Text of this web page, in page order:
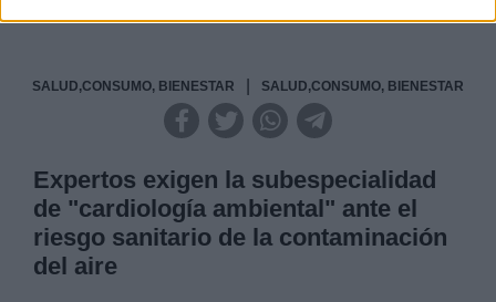
SALUD,CONSUMO, BIENESTAR SALUD,CONSUMO, BIENESTAR
Expertos exigen la subespecialidad
de "cardiología ambiental" ante el
riesgo sanitario de la contaminación
del aire